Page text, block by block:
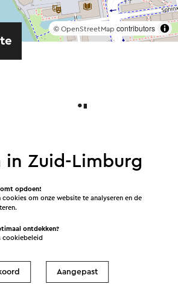
© OpenStreetMap contributors
e-mail
naar Brouwerij Bosch. Je bericht
op “Verstuur” direct verstuurd. In
staat hoe Visit Zuid-Limburg
in Zuid-Limburg
opdoen!
om onze website te analyseren en de
ontdekken?
cookiebeleid
Aangepast